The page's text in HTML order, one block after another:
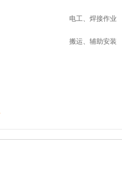
电工、焊接作业
搬运、辅助安装